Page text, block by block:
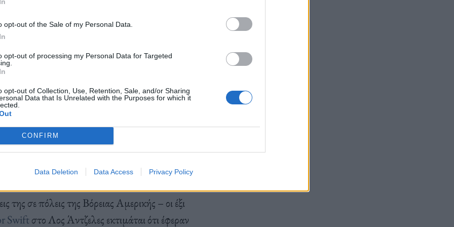
opt-out of the Sale of my Personal Data.
opt-out of processing my Personal Data for Targeted
opt-out of Collection, Use, Retention, Sale, and/or Sharing
Data that Is Unrelated with the Purposes for which it
CONFIRM
Data Deletion Data Access Privacy Policy
δολάρια μόνο από τις πωλήσεις
έρευνας του Αυγούστου από την εταιρεία
στο CNN. Αυτό το πρωτοφανές σύνολο
για τις συναυλίες στις ΗΠΑ που η Swift
δεύτερο σκέλος της περιοδείας στη Βόρεια
Αυτό θα καθιστούσε την περιοδεία με τα
σε πόλεις της Βόρειας Αμερικής – οι έξι
Swiftστο Λος Άντζελες εκτιμάται ότι έφεραν